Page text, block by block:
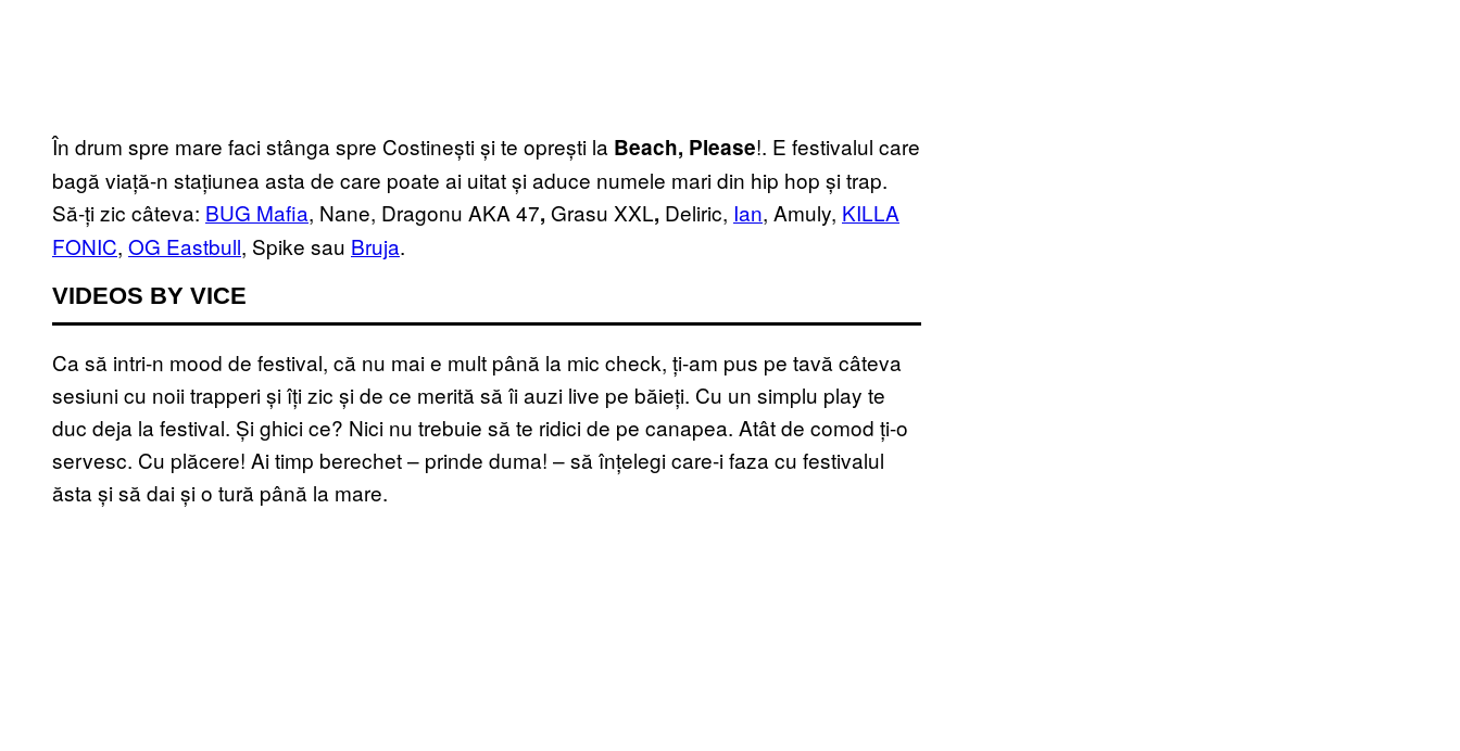
În drum spre mare faci stânga spre Costinești și te oprești la Beach, Please!. E festivalul care
bagă viață-n stațiunea asta de care poate ai uitat și aduce numele mari din hip hop și trap.
Să-ți zic câteva: BUG Mafia, Nane, Dragonu AKA 47, Grasu XXL, Deliric, Ian, Amuly, KILLA
FONIC, OG Eastbull, Spike sau Bruja.
VIDEOS BY VICE
Ca să intri-n mood de festival, că nu mai e mult până la mic check, ți-am pus pe tavă câteva
sesiuni cu noii trapperi și îți zic și de ce merită să îi auzi live pe băieți. Cu un simplu play te
duc deja la festival. Și ghici ce? Nici nu trebuie să te ridici de pe canapea. Atât de comod ți-o
servesc. Cu plăcere! Ai timp berechet – prinde duma! – să înțelegi care-i faza cu festivalul
ăsta și să dai și o tură până la mare.